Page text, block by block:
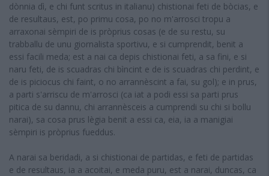
dònnia dì, e chi funt scritus in italianu) chistionai feti de bòcias, e
de resultaus, est, po primu cosa, po no m'arrosci tropu a
arraxonai sèmpiri de is pròprius cosas (e de su restu, su
trabballu de unu giornalista sportivu, e si cumprendit, benit a
essi facili meda; est a nai ca depis chistionai feti, a sa fini, e si
naru feti, de is scuadras chi bìncint e de is scuadras chi perdint, e
de is piciocus chi faint, o no arrannèscint a fai, su gol); e in prus,
a parti s'arriscu de m'arrosci (ca iat a podi essi sa parti prus
pitica de su dannu, chi arrannèsceis a cumprendi su chi si bollu
narai), sa cosa prus lègia benit a essi ca, eia, ia a manigiai
sèmpiri is pròprius fueddus.
A narai sa beridadi, a si chistionai de partidas, e feti de partidas
e de resultaus, ia a acoitai, e meda puru, est a narai, duncas, ca